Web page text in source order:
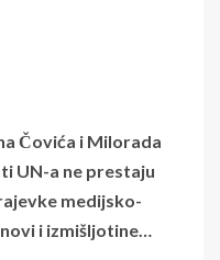
Čovića i Milorada
UN-a ne prestaju
medijsko-
i izmišljotine…